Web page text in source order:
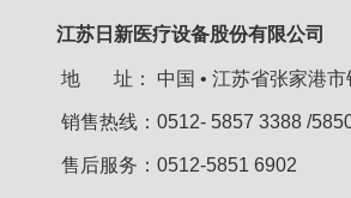
江苏日新医疗设备股份有限公司
地 址： 中国 • 江苏省张家港
销售热线：0512- 5857 3388 /
售后服务：0512-5851 6902